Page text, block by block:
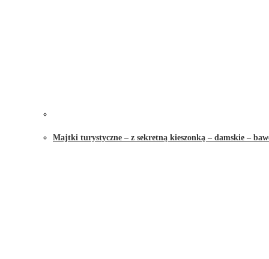
Majtki turystyczne – z sekretną kieszonką – damskie –